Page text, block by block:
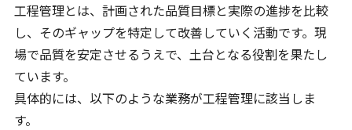
工程管理とは、計画された品質目標と実際の進捗を比較
し、そのギャップを特定して改善していく活動です。現
場で品質を安定させるうえで、土台となる役割を果たし
ています。
具体的には、以下のような業務が工程管理に該当しま
す。